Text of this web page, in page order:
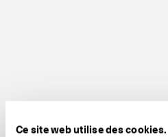
Ce site web utilise des cookies.